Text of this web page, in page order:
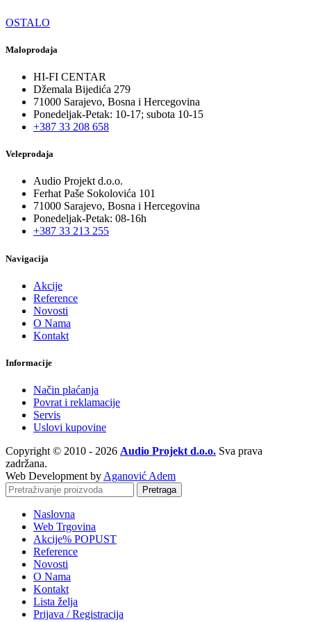
OSTALO
Maloprodaja
HI-FI CENTAR
Džemala Bijedića 279
71000 Sarajevo, Bosna i Hercegovina
Ponedeljak-Petak: 10-17; subota 10-15
+387 33 208 658
Veleprodaja
Audio Projekt d.o.o.
Ferhat Paše Sokolovića 101
71000 Sarajevo, Bosna i Hercegovina
Ponedeljak-Petak: 08-16h
+387 33 213 255
Navigacija
Akcije
Reference
Novosti
O Nama
Kontakt
Informacije
Način plaćanja
Povrat i reklamacije
Servis
Uslovi kupovine
Copyright © 2010 - 2026 Audio Projekt d.o.o. Sva prava
zadržana.
Web Development by Aganović Adem
Pretraga
Naslovna
Web Trgovina
Akcije% POPUST
Reference
Novosti
O Nama
Kontakt
Lista želja
Prijava / Registracija